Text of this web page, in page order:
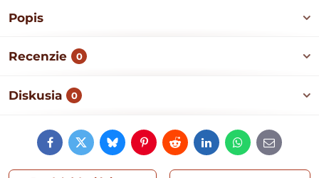
Popis
Recenzie 0
Diskusia 0
FacebookTwitterBlueskyPinterestRedditLinkedInWhatsApp
E-
mail